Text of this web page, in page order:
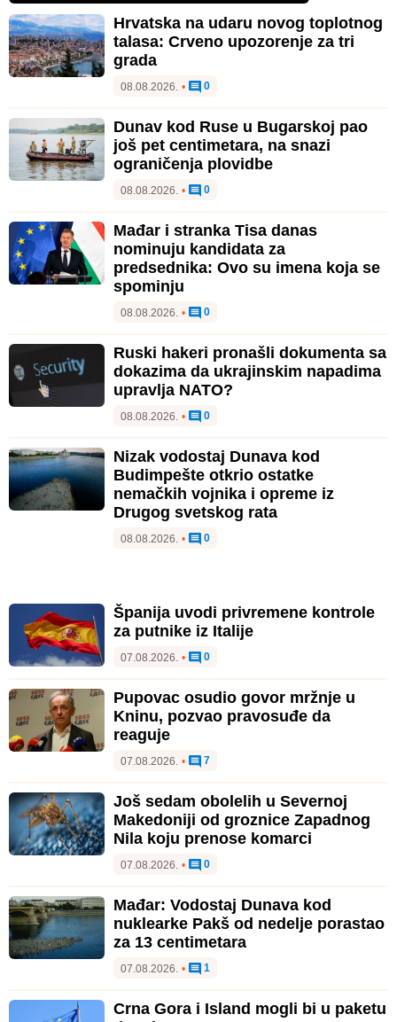
Hrvatska na udaru novog toplotnog
talasa: Crveno upozorenje za tri
grada
08.08.2026. • 0
Dunav kod Ruse u Bugarskoj pao
još pet centimetara, na snazi
ograničenja plovidbe
08.08.2026. • 0
Mađar i stranka Tisa danas
nominuju kandidata za
predsednika: Ovo su imena koja se
spominju
08.08.2026. • 0
Ruski hakeri pronašli dokumenta sa
dokazima da ukrajinskim napadima
upravlja NATO?
08.08.2026. • 0
Nizak vodostaj Dunava kod
Budimpešte otkrio ostatke
nemačkih vojnika i opreme iz
Drugog svetskog rata
08.08.2026. • 0
Španija uvodi privremene kontrole
za putnike iz Italije
07.08.2026. • 0
Pupovac osudio govor mržnje u
Kninu, pozvao pravosuđe da
reaguje
07.08.2026. • 7
Još sedam obolelih u Severnoj
Makedoniji od groznice Zapadnog
Nila koju prenose komarci
07.08.2026. • 0
Mađar: Vodostaj Dunava kod
nuklearke Pakš od nedelje porastao
za 13 centimetara
07.08.2026. • 1
Crna Gora i Island mogli bi u paketu